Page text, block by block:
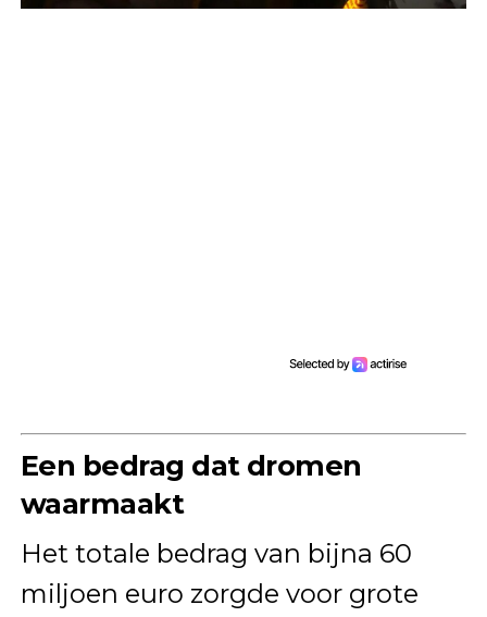
Een bedrag dat dromen
waarmaakt
Het totale bedrag van bijna 60
miljoen euro zorgde voor grote